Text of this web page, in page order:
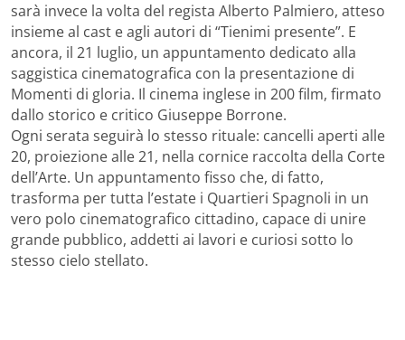
sarà invece la volta del regista Alberto Palmiero, atteso
insieme al cast e agli autori di “Tienimi presente”. E
ancora, il 21 luglio, un appuntamento dedicato alla
saggistica cinematografica con la presentazione di
Momenti di gloria. Il cinema inglese in 200 film, firmato
dallo storico e critico Giuseppe Borrone.
Ogni serata seguirà lo stesso rituale: cancelli aperti alle
20, proiezione alle 21, nella cornice raccolta della Corte
dell’Arte. Un appuntamento fisso che, di fatto,
trasforma per tutta l’estate i Quartieri Spagnoli in un
vero polo cinematografico cittadino, capace di unire
grande pubblico, addetti ai lavori e curiosi sotto lo
stesso cielo stellato.